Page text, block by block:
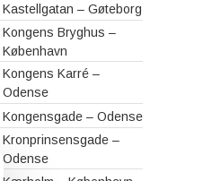
Kastellgatan – Gøteborg
Kongens Bryghus –
København
Kongens Karré –
Odense
Kongensgade – Odense
Kronprinsensgade –
Odense